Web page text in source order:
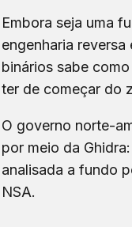
Embora seja uma
engenharia
binários sabe
ter de começar do
O governo norte-
por meio da
analisada a fundo
NSA.